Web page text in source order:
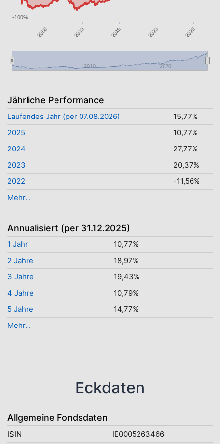
2005 2010 2015 2020 2025
2010 2020
-100%
Jährliche Performance
Laufendes Jahr (per 07.08.2026)
15,77%
2025
10,77%
2024
27,77%
2023
20,37%
2022
-11,56%
Mehr...
Annualisiert (per 31.12.2025)
1 Jahr
10,77%
2 Jahre
18,97%
3 Jahre
19,43%
4 Jahre
10,79%
5 Jahre
14,77%
Mehr...
Eckdaten
Allgemeine Fondsdaten
ISIN
IE0005263466